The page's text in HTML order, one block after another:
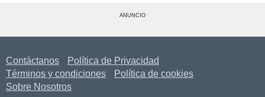
ANUNCIO
Contáctanos
Política de Privacidad
Términos y condiciones
Política de cookies
Sobre Nosotros